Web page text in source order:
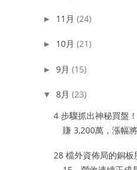
► 11月 (24)
► 10月 (21)
► 9月 (15)
▼ 8月 (23)
4 步驟抓出神秘買盤
賺 3,200萬，漲幅
28 檔外資佈局的銅